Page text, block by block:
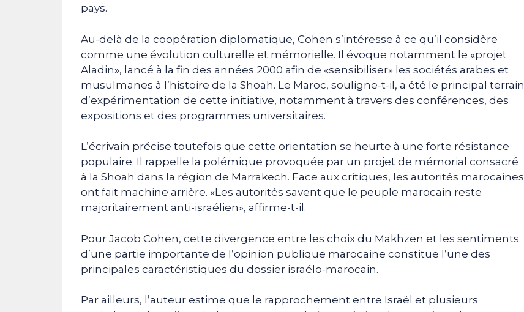
pays.
Au-delà de la coopération diplomatique, Cohen s’intéresse à ce qu’il considère
comme une évolution culturelle et mémorielle. Il évoque notamment le «projet
Aladin», lancé à la fin des années 2000 afin de «sensibiliser» les sociétés arabes et
musulmanes à l’histoire de la Shoah. Le Maroc, souligne-t-il, a été le principal terrain
d’expérimentation de cette initiative, notamment à travers des conférences, des
expositions et des programmes universitaires.
L’écrivain précise toutefois que cette orientation se heurte à une forte résistance
populaire. Il rappelle la polémique provoquée par un projet de mémorial consacré
à la Shoah dans la région de Marrakech. Face aux critiques, les autorités marocaines
ont fait machine arrière. «Les autorités savent que le peuple marocain reste
majoritairement anti-israélien», affirme-t-il.
Pour Jacob Cohen, cette divergence entre les choix du Makhzen et les sentiments
d’une partie importante de l’opinion publique marocaine constitue l’une des
principales caractéristiques du dossier israélo-marocain.
Par ailleurs, l’auteur estime que le rapprochement entre Israël et plusieurs